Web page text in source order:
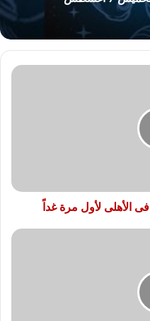
الأهلى لأول مرة غداً